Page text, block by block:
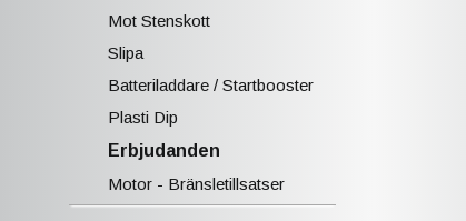
Mot Stenskott
Slipa
Batteriladdare / Startbooster
Plasti Dip
Erbjudanden
Motor - Bränsletillsatser